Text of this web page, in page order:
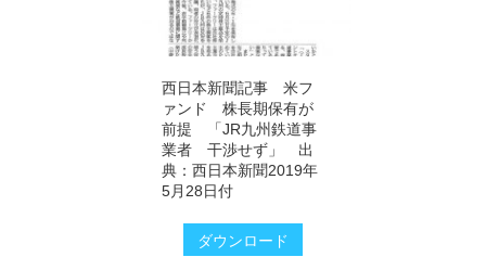
西日本新聞記事 米フ
ァンド 株長期保有が
前提 「JR九州鉄道事
業者 干渉せず」 出
典：西日本新聞2019年
5月28日付
ダウンロード